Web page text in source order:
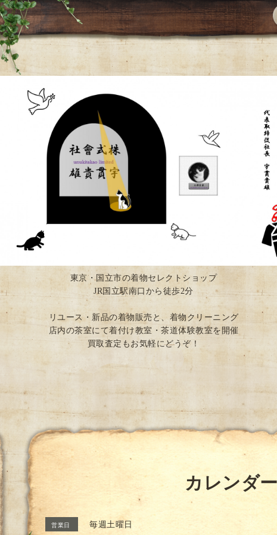
東京・国立市の着物セレクトショップ
JR国立駅南口から徒歩2分
リユース・新品の着物販売と、着物クリーニング
店内の茶室にて着付け教室・茶道体験教室を開催
買取査定もお気軽にどうぞ！
カレンダ
営業日 毎週土曜日